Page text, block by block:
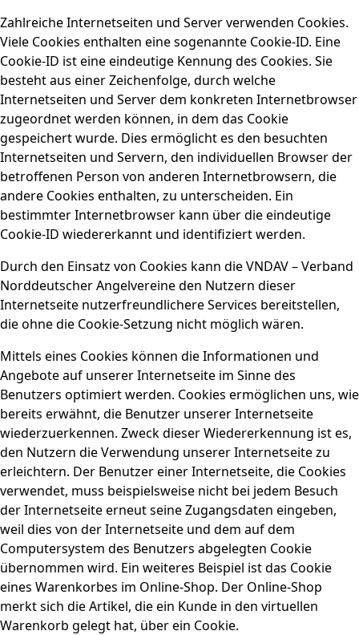
Zahlreiche Internetseiten und Server verwenden Cookies.
Viele Cookies enthalten eine sogenannte Cookie-ID. Eine
Cookie-ID ist eine eindeutige Kennung des Cookies. Sie
besteht aus einer Zeichenfolge, durch welche
Internetseiten und Server dem konkreten Internetbrowser
zugeordnet werden können, in dem das Cookie
gespeichert wurde. Dies ermöglicht es den besuchten
Internetseiten und Servern, den individuellen Browser der
betroffenen Person von anderen Internetbrowsern, die
andere Cookies enthalten, zu unterscheiden. Ein
bestimmter Internetbrowser kann über die eindeutige
Cookie-ID wiedererkannt und identifiziert werden.
Durch den Einsatz von Cookies kann die VNDAV – Verband
Norddeutscher Angelvereine den Nutzern dieser
Internetseite nutzerfreundlichere Services bereitstellen,
die ohne die Cookie-Setzung nicht möglich wären.
Mittels eines Cookies können die Informationen und
Angebote auf unserer Internetseite im Sinne des
Benutzers optimiert werden. Cookies ermöglichen uns, wie
bereits erwähnt, die Benutzer unserer Internetseite
wiederzuerkennen. Zweck dieser Wiedererkennung ist es,
den Nutzern die Verwendung unserer Internetseite zu
erleichtern. Der Benutzer einer Internetseite, die Cookies
verwendet, muss beispielsweise nicht bei jedem Besuch
der Internetseite erneut seine Zugangsdaten eingeben,
weil dies von der Internetseite und dem auf dem
Computersystem des Benutzers abgelegten Cookie
übernommen wird. Ein weiteres Beispiel ist das Cookie
eines Warenkorbes im Online-Shop. Der Online-Shop
merkt sich die Artikel, die ein Kunde in den virtuellen
Warenkorb gelegt hat, über ein Cookie.